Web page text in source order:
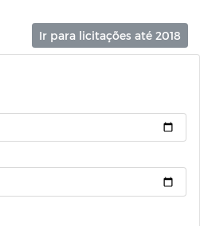
Ir para licitações até 2018